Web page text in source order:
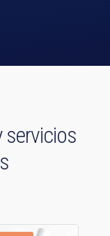
servicios